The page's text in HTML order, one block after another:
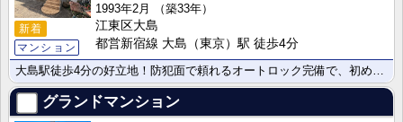
新着
マンション
1993年2月
（築33年）
江東区大島
都営新宿線 大島（東京）駅 徒歩4分
大島駅徒歩4分の好立地！防犯面で頼れるオートロック完備で、初めての一人暮らしや女性にも安心です。重い･･･
グランドマンション